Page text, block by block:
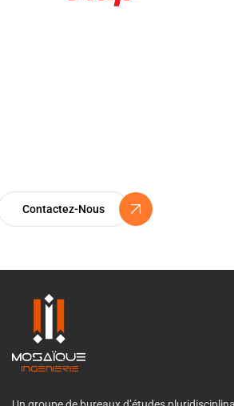
Contactez-Nous